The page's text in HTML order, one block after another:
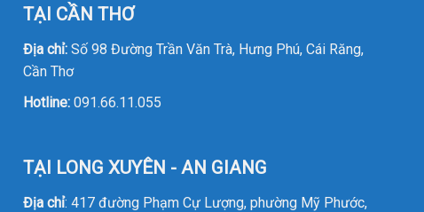
TẠI CẦN THƠ
Địa chỉ: Số 98 Đường Trần Văn Trà, Hưng Phú, Cái Răng,
Cần Thơ
Hotline: 091.66.11.055
TẠI LONG XUYÊN - AN GIANG
Địa chỉ: 417 đường Phạm Cự Lượng, phường Mỹ Phước,